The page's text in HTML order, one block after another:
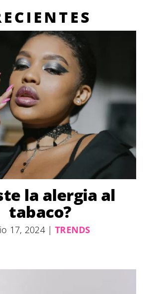
la alergia al
tabaco?
17, 2024 | TRENDS